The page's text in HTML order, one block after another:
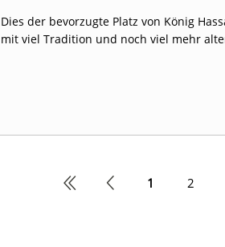
Dies der bevorzugte Platz von König
mit viel Tradition und noch viel mehr
1 2